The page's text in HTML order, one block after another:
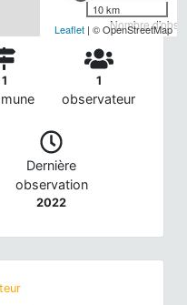
Nombre
10 km
Leaflet | © OpenStreetMap
1 1
observateur
Dernière
observation
2022